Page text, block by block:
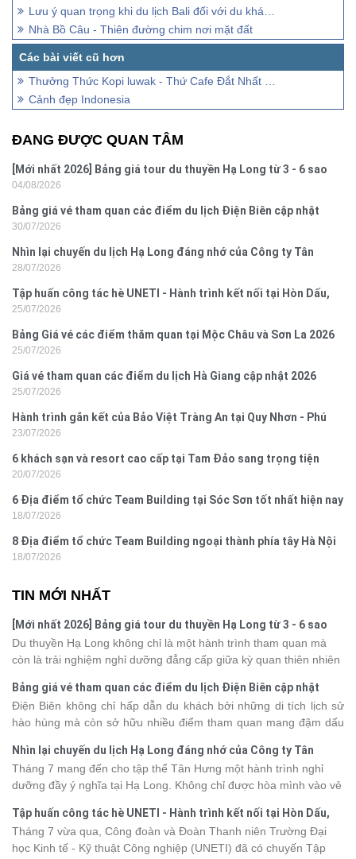
Lưu ý quan trọng khi du lịch Bali đối với du khách Việt Nam
Nhà Bồ Câu - Thiên đường chim nơi mặt đất
Thưởng Thức Kopi luwak - Thứ Cafe Đắt Nhất Thế Giới Tại Bali
Cảnh đẹp Indonesia
ĐANG ĐƯỢC QUAN TÂM
[Mới nhất 2026] Bảng giá tour du thuyền Hạ Long từ 3 - 6 sao
04/08/2026
Bảng giá vé tham quan các điểm du lịch Điện Biên cập nhật
2026
30/07/2026
Nhìn lại chuyến du lịch Hạ Long đáng nhớ của Công ty Tân
Hưng 2026
28/07/2026
Tập huấn công tác hè UNETI - Hành trình kết nối tại Hòn Dấu,
Đồ Sơn
25/07/2026
Bảng Giá vé các điểm thăm quan tại Mộc Châu và Sơn La 2026
25/07/2026
Giá vé tham quan các điểm du lịch Hà Giang cập nhật 2026
25/07/2026
Hành trình gắn kết của Bảo Việt Tràng An tại Quy Nhơn - Phú
Yên
23/07/2026
6 khách sạn và resort cao cấp tại Tam Đảo sang trọng tiện
nghi
20/07/2026
6 Địa điểm tổ chức Team Building tại Sóc Sơn tốt nhất hiện nay
18/07/2026
8 Địa điểm tổ chức Team Building ngoại thành phía tây Hà Nội
18/07/2026
TIN MỚI NHẤT
[Mới nhất 2026] Bảng giá tour du thuyền Hạ Long từ 3 - 6 sao
Du thuyền Hạ Long không chỉ là một hành trình tham quan mà
còn là trải nghiệm nghỉ dưỡng đẳng cấp giữa kỳ quan thiên nhiên
khác nhau, khiến nhiều du khách băn khoăn khi lựa chọn. Bài viết
dưới đây sẽ cập nhật bảng giá tour du thuyền Hạ Long mới nhất
2026 từ 3 - 6 sao, giúp bạn dễ dàng so sánh và tìm được hành
trình phù hợp với nhu cầu cũng như ngân sách.
Bảng giá vé tham quan các điểm du lịch Điện Biên cập nhật
2026
Điện Biên không chỉ hấp dẫn du khách bởi những di tích lịch sử
hào hùng mà còn sở hữu nhiều điểm tham quan mang đậm dấu
phá vùng đất này, việc cập nhật trước giá vé sẽ giúp bạn chủ
động hơn trong lịch trình và chi phí. Cùng Vietsense Travel tham
khảo bảng giá vé tham quan các điểm du lịch Điện Biênmới nhất
năm 2026 ngay dưới đây.
Nhìn lại chuyến du lịch Hạ Long đáng nhớ của Công ty Tân
Hưng 2026
Tháng 7 mang đến cho tập thể Tân Hưng một hành trình nghỉ
dưỡng đầy ý nghĩa tại Hạ Long. Không chỉ được hòa mình vào vẻ
kết, sẻ chia và lưu giữ nhiều khoảnh khắc đáng nhớ. Hãy cùng
nhìn lại chuyến đi ngập tràn niềm vui và những trải nghiệm khó
quên.
Tập huấn công tác hè UNETI - Hành trình kết nối tại Hòn Dấu,
Đồ Sơn
Tháng 7 vừa qua, Công đoàn và Đoàn Thanh niên Trường Đại
học Kinh tế - Kỹ thuật Công nghiệp (UNETI) đã có chuyến Tập